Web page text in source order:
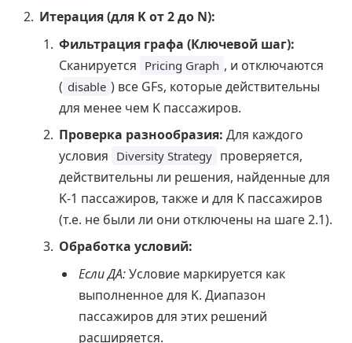
Итерация (для K от 2 до N):
Фильтрация графа (Ключевой шаг):
Сканируется Pricing Graph , и отключаются
( disable ) все GFs, которые действительны
для менее чем K пассажиров.
Проверка разнообразия: Для каждого
условия Diversity Strategy проверяется,
действительны ли решения, найденные для
K-1 пассажиров, также и для K пассажиров
(т.е. не были ли они отключены на шаге 2.1).
Обработка условий:
Если ДА:Условие маркируется как
выполненное для K. Диапазон
пассажиров для этих решений
расширяется.